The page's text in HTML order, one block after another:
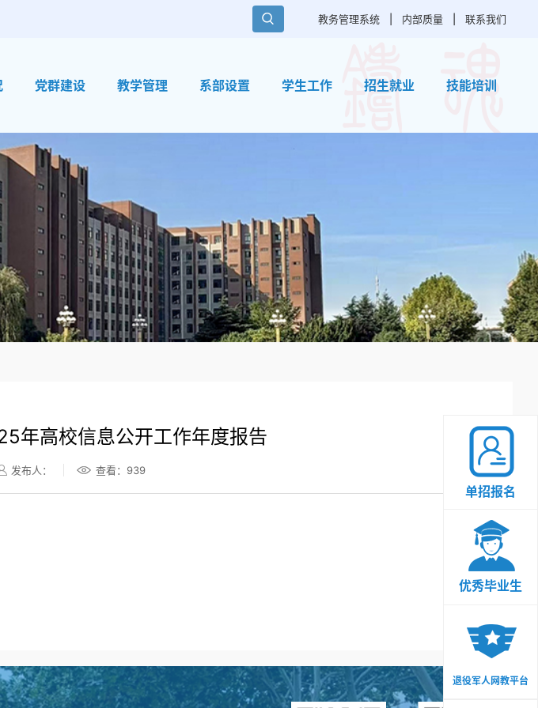
教务管理系统 内部质量 联系我们
党群建设 教学管理 系部设置 学生工作 招生就业 技能培训
年高校信息公开工作年度报告
发布人： 查看： 939
单招报名
优秀毕业生
退役军人网教平台